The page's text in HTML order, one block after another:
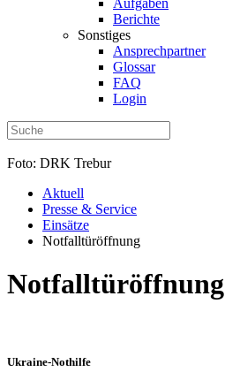
Aufgaben
Berichte
Sonstiges
Ansprechpartner
Glossar
FAQ
Login
Foto: DRK Trebur
Aktuell
Presse & Service
Einsätze
Notfalltüröffnung
Notfalltüröffnung
Ukraine-Nothilfe